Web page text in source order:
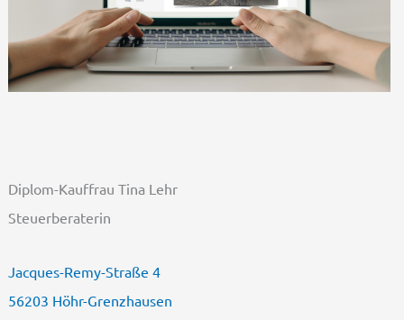
Diplom-Kauffrau Tina Lehr
Steuerberaterin
Jacques-Remy-Straße 4
56203 Höhr-Grenzhausen